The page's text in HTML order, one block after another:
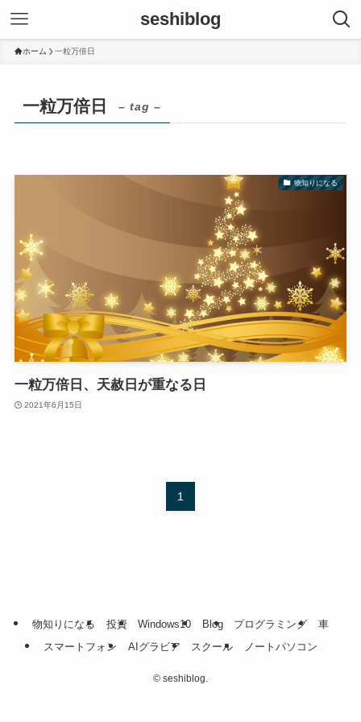
seshiblog
ホーム 一粒万倍日
一粒万倍日 – tag –
物知りになる
一粒万倍日、天赦日が重なる日
2021年6月15日
1
物知りになる 投資 Windows10 Blog プログラミング
車
スマートフォン
AIグラビア スクール ノートパソコン
© seshiblog.